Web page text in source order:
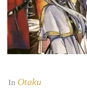
In Otaku